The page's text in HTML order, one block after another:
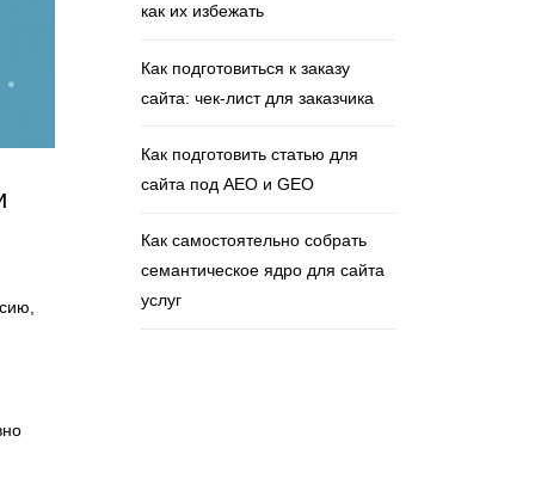
как их избежать
Как подготовиться к заказу
сайта: чек‑лист для заказчика
Как подготовить статью для
сайта под AEO и GEO
Как самостоятельно собрать
семантическое ядро для сайта
услуг